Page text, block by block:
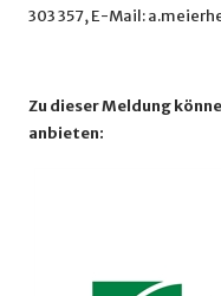
303 357, E-Mail:
Zu dieser Meldung
anbieten: